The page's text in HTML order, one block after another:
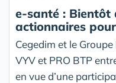
e-santé : Bientôt
actionnaires
Cegedim et le
VYV et PRO BTP
en vue d’une